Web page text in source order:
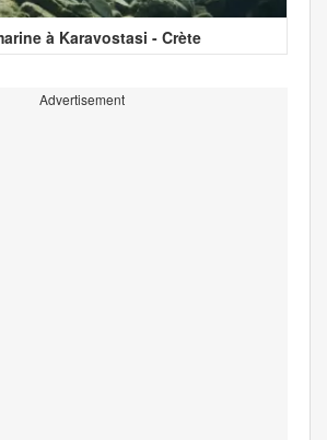
à Karavostasi - Crète
Advertisement